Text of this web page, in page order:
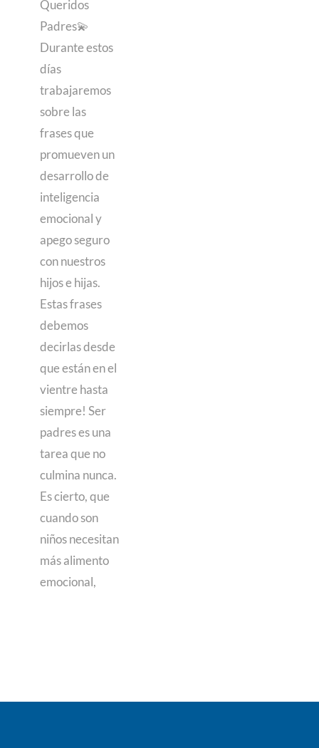
Queridos
Padres💫
Durante estos
días
trabajaremos
sobre las
frases que
promueven un
desarrollo de
inteligencia
emocional y
apego seguro
con nuestros
hijos e hijas.
Estas frases
debemos
decirlas desde
que están en el
vientre hasta
siempre! Ser
padres es una
tarea que no
culmina nunca.
Es cierto, que
cuando son
niños necesitan
más alimento
emocional,